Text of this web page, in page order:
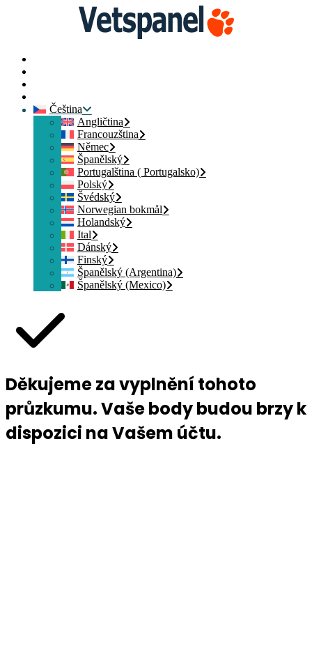
Čeština
Angličtina
Francouzština
Němec
Španělský
Portugalština ( Portugalsko)
Polský
Švédský
Norwegian bokmål
Holandský
Ital
Dánský
Finský
Španělský (Argentina)
Španělský (Mexico)
Děkujeme za vyplnění tohoto
průzkumu. Vaše body budou brzy k
dispozici na Vašem účtu.